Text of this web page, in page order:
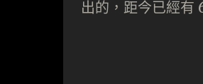
出的，距今已經有